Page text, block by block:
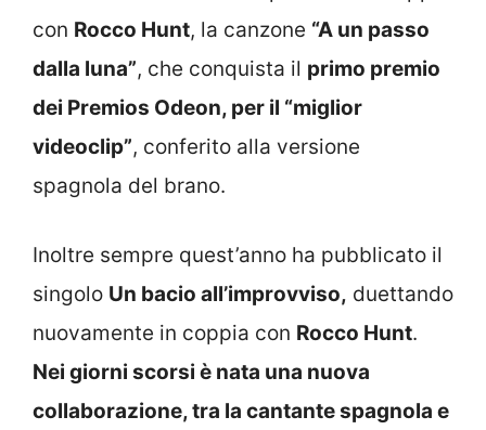
con Rocco Hunt, la canzone “A un passo
dalla luna”, che conquista il primo premio
dei Premios Odeon, per il “miglior
videoclip”, conferito alla versione
spagnola del brano.
Inoltre sempre quest’anno ha pubblicato il
singolo Un bacio all’improvviso, duettando
nuovamente in coppia con Rocco Hunt.
Nei giorni scorsi è nata una nuova
collaborazione, tra la cantante spagnola e